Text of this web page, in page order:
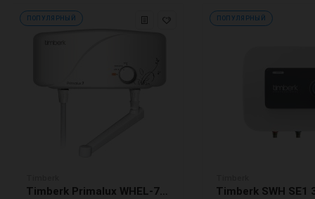
ПОПУЛЯРНЫЙ
Timberk Primalux WHEL-7 OC Электрический проточный водонагреватель
ПОПУЛЯРНЫЙ